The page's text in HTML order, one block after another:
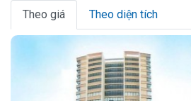
Theo giá Theo diện tích